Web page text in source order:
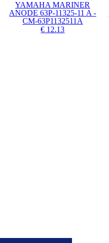
YAMAHA MARINER
ANODE 63P-11325-11 A -
CM-63P1132511A
€ 12.13